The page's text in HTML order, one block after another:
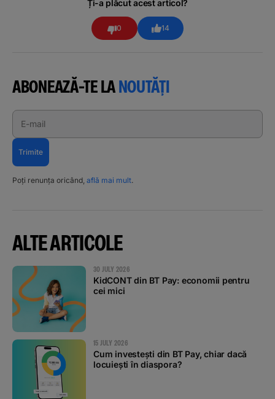
Ți-a plăcut acest articol?
0 14
ABONEAZĂ-TE LANOUTĂȚI
E-mail
Trimite
Poți renunța oricând, află mai mult.
ALTE ARTICOLE
30 JULY 2026
KidCONT din BT Pay: economii pentru
cei mici
15 JULY 2026
Cum investești din BT Pay, chiar dacă
locuiești în diaspora?